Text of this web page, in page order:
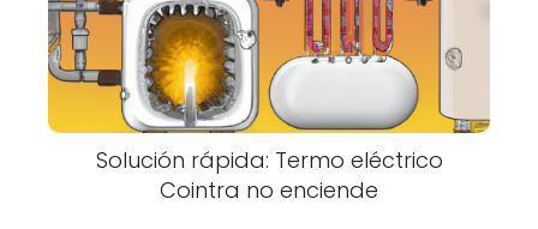
Solución rápida: Termo eléctrico
Cointra no enciende